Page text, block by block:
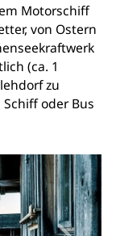
Motorschiff
von Ostern
(ca. 1
zu
oder Bus